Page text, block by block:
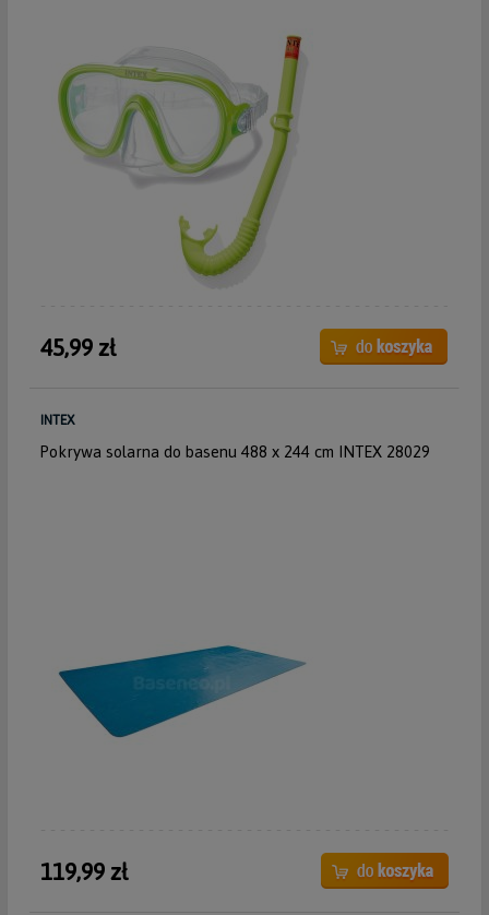
45,99 zł
INTEX
Pokrywa solarna do basenu 488 x 244 cm INTEX 28029
119,99 zł